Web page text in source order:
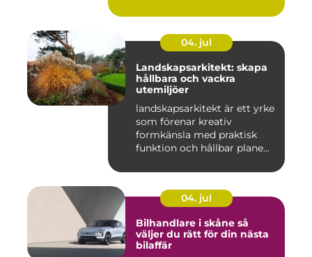
04. jul
Landskapsarkitekt: skapa
hållbara och vackra
utemiljöer
landskapsarkitekt är ett yrke
som förenar kreativ
formkänsla med praktisk
funktion och hållbar plane...
04. jul
Bilhandlare i skåne så
väljer du rätt för din nästa
bilaffär